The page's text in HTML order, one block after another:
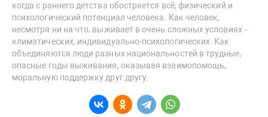
когда с раннего детства обостряется всё, физический и
психологический потенциал человека. Как человек,
несмотря ни на что, выживает в очень сложных условиях –
климатических, индивидуально-психологических. Как
объединяются люди разных национальностей в трудные,
опасные годы выживания, оказывая взаимопомощь,
моральную поддержку друг другу.